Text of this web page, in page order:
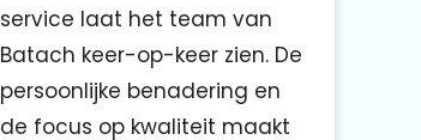
service laat het team van
Batach keer-op-keer zien. De
persoonlijke benadering en
de focus op kwaliteit maakt